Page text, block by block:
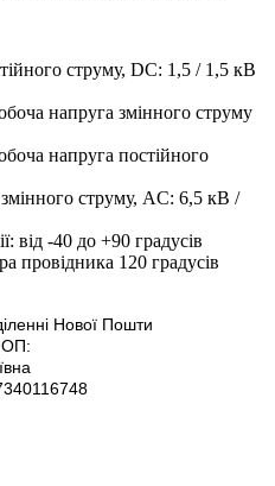
струму, DC: 1,5 / 1,5 кВ
напруга змінного струму
напруга постійного
струму, AC: 6,5 кВ /
від -40 до +90 градусів
провідника 120 градусів
Нової Пошти